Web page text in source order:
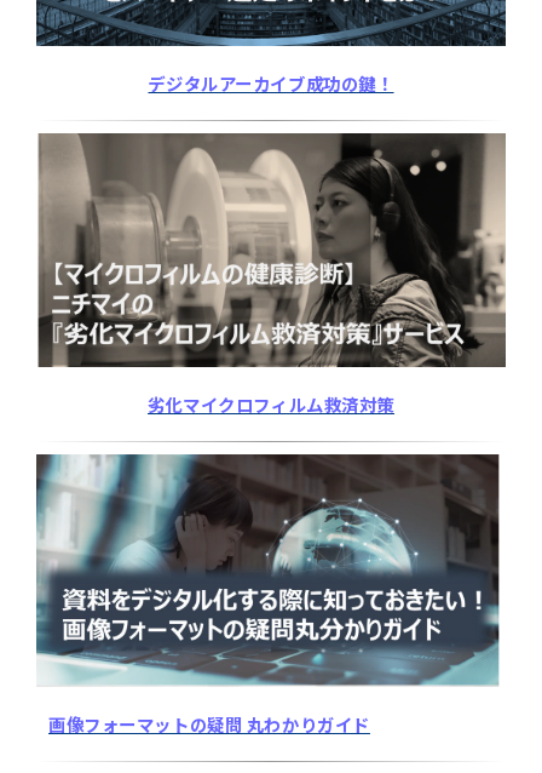
デジタルアーカイブ成功の鍵！
劣化マイクロフィルム救済対策
画像フォーマットの疑問 丸わかりガイド